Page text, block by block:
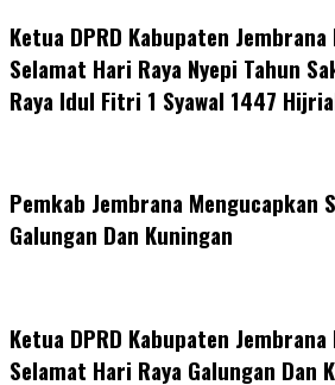
Ketua DPRD Kabupaten
Selamat Hari Raya Nyepi Tahun
Raya Idul Fitri 1 Syawal 1447
Pemkab Jembrana Mengucapkan
Galungan Dan Kuningan
Ketua DPRD Kabupaten
Selamat Hari Raya Galungan Dan